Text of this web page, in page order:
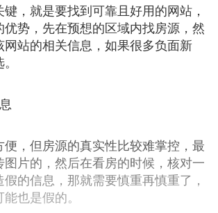
，就是要找到可靠且好用的网站，
势，先在预想的区域内找房源，然
网站的相关信息，如果很多负面新
便，但房源的真实性比较难掌控，最
片的，然后在看房的时候，核对一
的信息，那就需要慎重再慎重了，
也是假的。